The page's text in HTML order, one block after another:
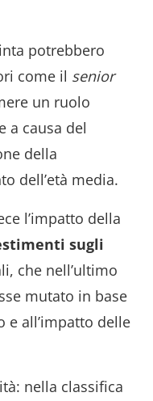
potrebbero
come il senior
un ruolo
a causa del
della
dell’età media.
l’impatto della
sugli
che nell’ultimo
mutato in base
e all’impatto delle
nella classifica